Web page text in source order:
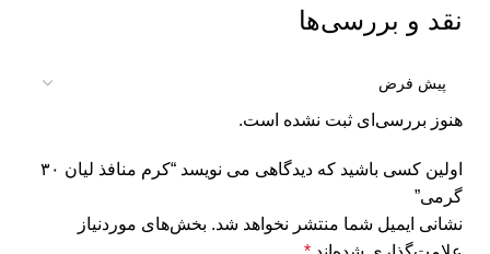
نقد و بررسی‌ها
هنوز بررسی‌ای ثبت نشده است.
اولین کسی باشید که دیدگاهی می نویسد “کرم منافذ لیان ۳۰
گرمی”
نشانی ایمیل شما منتشر نخواهد شد. بخش‌های موردنیاز